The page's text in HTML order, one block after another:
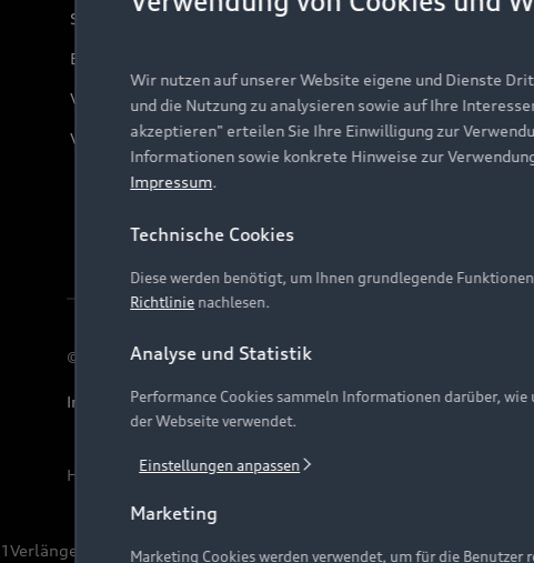
Servicekontakt
Bordbuch & Bedienungsanleitungen
Verträge kündigen
Vertrag widerrufen
© 2026 AUDI AG. Alle Rechte vorbehalten
Impressum Rechtliches Hinweisgebersystem
Hinweis: Die aktuelle Darstellung und Anordnung der
1Verlängerung vorbehalten.
Wir nutzen auf unserer Website eigene und Dienste
und die Nutzung zu analysieren sowie auf Ihre
akzeptieren" erteilen Sie Ihre Einwilligung zur
Informationen sowie konkrete Hinweise zur
Impressum.
Technische Cookies
Diese werden benötigt, um Ihnen grundlegende
Richtlinie nachlesen.
Analyse und Statistik
Performance Cookies sammeln Informationen darüber,
der Webseite verwendet.
Einstellungen anpassen
Marketing
Marketing Cookies werden verwendet, um für die